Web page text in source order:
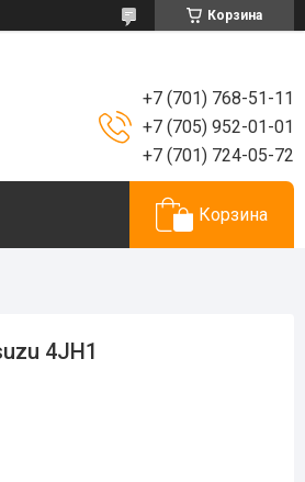
Корзина
+7 (701) 768-51-11
+7 (705) 952-01-01
+7 (701) 724-05-72
Корзина
4JH1